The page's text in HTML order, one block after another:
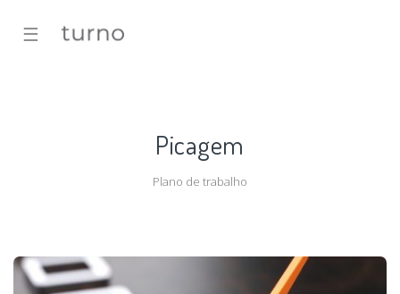
☰
Picagem
Plano de trabalho